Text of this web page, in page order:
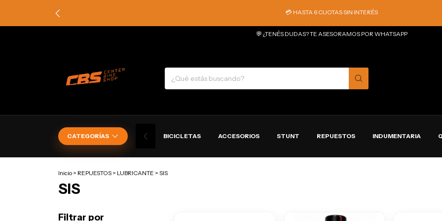
💳 HASTA 6 CUOTAS SIN INTERÉS
💬 ¿TENÉS DUDAS? TE ASESORAMOS POR WHATSAPP
CATEGORÍAS BICICLETAS ACCESORIOS STUNT REPUESTOS INDUMENTARIA
Inicio > REPUESTOS > LUBRICANTE > SIS
SIS
Filtrar por